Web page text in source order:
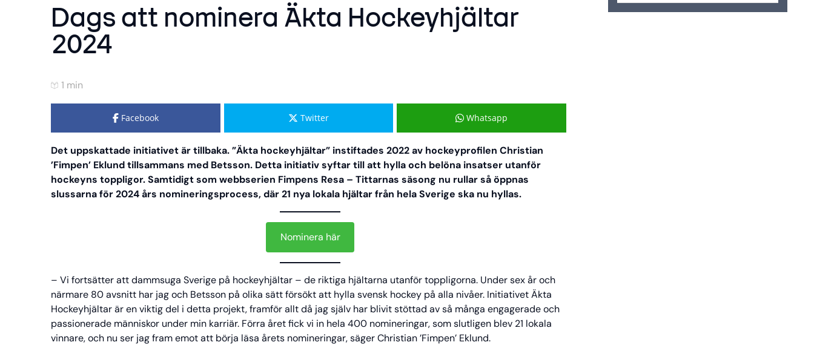
Dags att nominera Äkta Hockeyhjältar
2024
1 min
Facebook Twitter Whatsapp
Det uppskattade initiativet är tillbaka. ”Äkta hockeyhjältar” instiftades 2022 av hockeyprofilen Christian
’Fimpen’ Eklund tillsammans med Betsson. Detta initiativ syftar till att hylla och belöna insatser utanför
hockeyns toppligor. Samtidigt som webbserien Fimpens Resa – Tittarnas säsong nu rullar så öppnas
slussarna för 2024 års nomineringsprocess, där 21 nya lokala hjältar från hela Sverige ska nu hyllas.
Nominera här
– Vi fortsätter att dammsuga Sverige på hockeyhjältar – de riktiga hjältarna utanför toppligorna. Under sex år och
närmare 80 avsnitt har jag och Betsson på olika sätt försökt att hylla svensk hockey på alla nivåer. Initiativet Äkta
Hockeyhjältar är en viktig del i detta projekt, framför allt då jag själv har blivit stöttad av så många engagerade och
passionerade människor under min karriär. Förra året fick vi in hela 400 nomineringar, som slutligen blev 21 lokala
vinnare, och nu ser jag fram emot att börja läsa årets nomineringar, säger Christian ’Fimpen’ Eklund.